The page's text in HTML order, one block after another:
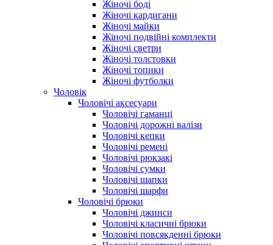
Жіночі боді
Жіночі кардигани
Жіночі майки
Жіночі подвійні комплекти
Жіночі светри
Жіночі толстовки
Жіночі топики
Жіночі футболки
Чоловік
Чоловічі аксесуари
Чоловічі гаманці
Чоловічі дорожні валізи
Чоловічі кепки
Чоловічі ремені
Чоловічі рюкзакі
Чоловічі сумки
Чоловічі шапки
Чоловічі шарфи
Чоловічі брюки
Чоловічі джинси
Чоловічі класичні брюки
Чоловічі повсякденні брюки